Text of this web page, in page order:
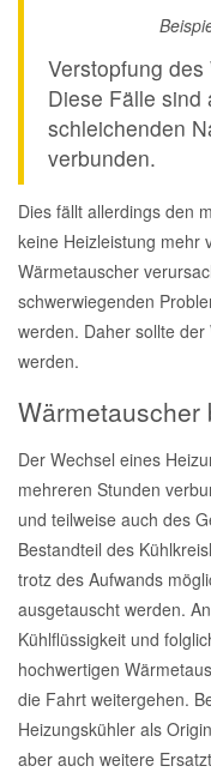
Verstopfung
Diese Fälle sind
schleichenden
verbunden.
Dies fällt allerdings den
keine Heizleistung mehr
Wärmetauscher
schwerwiegenden
werden. Daher sollte
werden.
Wärmetauscher
Der Wechsel eines
mehreren Stunden
und teilweise auch des
Bestandteil des
trotz des Aufwands
ausgetauscht werden.
Kühlflüssigkeit und
hochwertigen
die Fahrt weitergehen.
Heizungskühler als
aber auch weitere